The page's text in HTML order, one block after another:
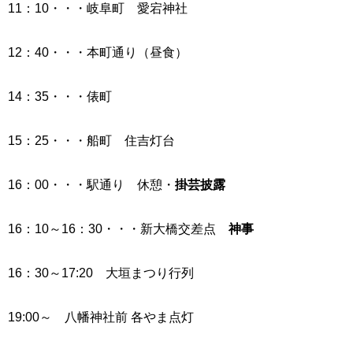
11：10・・・岐阜町 愛宕神社
12：40・・・本町通り（昼食）
14：35・・・俵町
15：25・・・船町 住吉灯台
16：00・・・駅通り 休憩・ 掛芸披露
16：10～16：30・・・新大橋交差点神事
16：30～17:20 大垣まつり行列
19:00～ 八幡神社前 各やま点灯